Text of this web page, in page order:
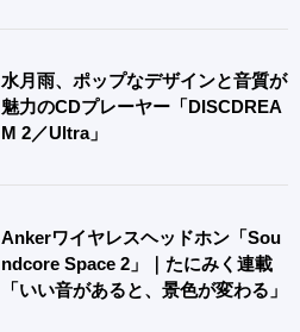
水月雨、ポップなデザインと音質が
魅力のCDプレーヤー「DISCDREA
M 2／Ultra」
Ankerワイヤレスヘッドホン「Sou
ndcore Space 2」｜たにみく連載
「いい音があると、景色が変わる」